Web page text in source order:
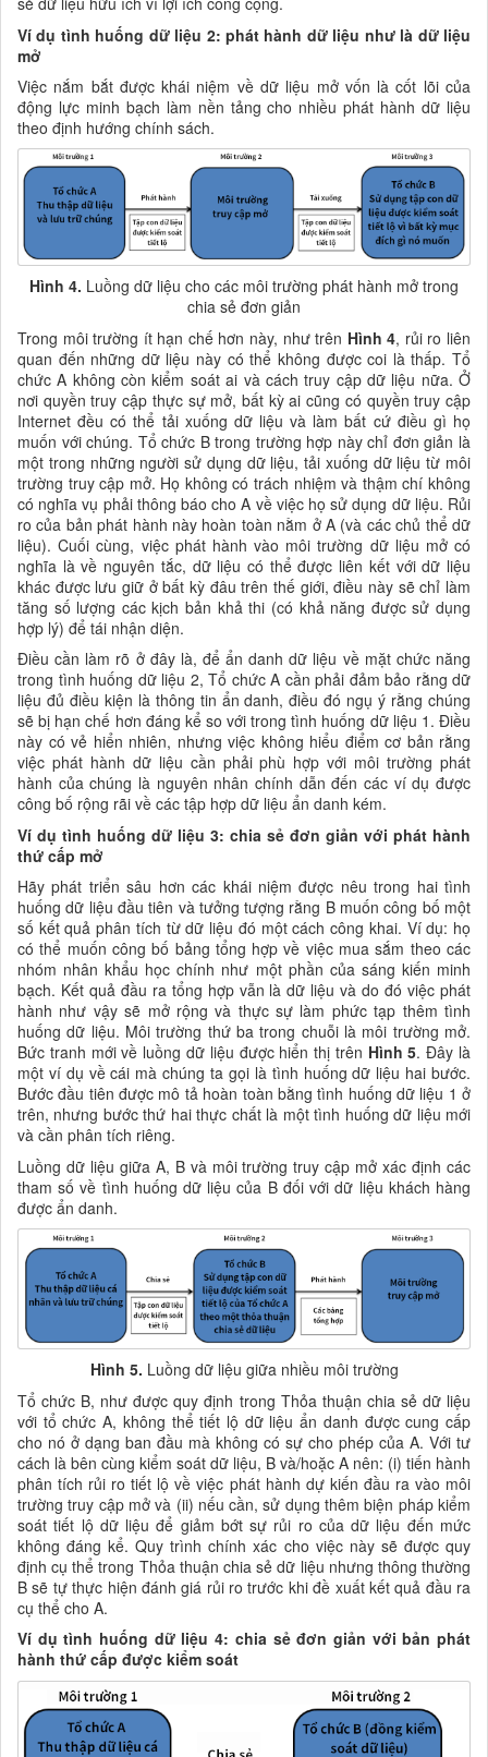
Ví dụ tình huống dữ liệu 2: phát hành dữ liệu như là dữ liệu
mở
Việc nắm bắt được khái niệm về dữ liệu mở vốn là cốt lõi của
động lực minh bạch làm nền tảng cho nhiều phát hành dữ liệu
theo định hướng chính sách.
Hình 4. Luồng dữ liệu cho các môi trường phát hành mở trong
chia sẻ đơn giản
Trong môi trường ít hạn chế hơn này, như trên Hình 4, rủi ro liên
quan đến những dữ liệu này có thể không được coi là thấp. Tổ
chức A không còn kiểm soát ai và cách truy cập dữ liệu nữa. Ở
nơi quyền truy cập thực sự mở, bất kỳ ai cũng có quyền truy cập
Internet đều có thể tải xuống dữ liệu và làm bất cứ điều gì họ
muốn với chúng. Tổ chức B trong trường hợp này chỉ đơn giản là
một trong những người sử dụng dữ liệu, tải xuống dữ liệu từ môi
trường truy cập mở. Họ không có trách nhiệm và thậm chí không
có nghĩa vụ phải thông báo cho A về việc họ sử dụng dữ liệu. Rủi
ro của bản phát hành này hoàn toàn nằm ở A (và các chủ thể dữ
liệu). Cuối cùng, việc phát hành vào môi trường dữ liệu mở có
nghĩa là về nguyên tắc, dữ liệu có thể được liên kết với dữ liệu
khác được lưu giữ ở bất kỳ đâu trên thế giới, điều này sẽ chỉ làm
tăng số lượng các kịch bản khả thi (có khả năng được sử dụng
hợp lý) để tái nhận diện.
Điều cần làm rõ ở đây là, để ẩn danh dữ liệu về mặt chức năng
trong tình huống dữ liệu 2, Tổ chức A cần phải đảm bảo rằng dữ
liệu đủ điều kiện là thông tin ẩn danh, điều đó ngụ ý rằng chúng
sẽ bị hạn chế hơn đáng kể so với trong tình huống dữ liệu 1. Điều
này có vẻ hiển nhiên, nhưng việc không hiểu điểm cơ bản rằng
việc phát hành dữ liệu cần phải phù hợp với môi trường phát
hành của chúng là nguyên nhân chính dẫn đến các ví dụ được
công bố rộng rãi về các tập hợp dữ liệu ẩn danh kém.
Ví dụ tình huống dữ liệu 3: chia sẻ đơn giản với phát hành
thứ cấp mở
Hãy phát triển sâu hơn các khái niệm được nêu trong hai tình
huống dữ liệu đầu tiên và tưởng tượng rằng B muốn công bố một
số kết quả phân tích từ dữ liệu đó một cách công khai. Ví dụ: họ
có thể muốn công bố bảng tổng hợp về việc mua sắm theo các
nhóm nhân khẩu học chính như một phần của sáng kiến minh
bạch. Kết quả đầu ra tổng hợp vẫn là dữ liệu và do đó việc phát
hành như vậy sẽ mở rộng và thực sự làm phức tạp thêm tình
huống dữ liệu. Môi trường thứ ba trong chuỗi là môi trường mở.
Bức tranh mới về luồng dữ liệu được hiển thị trên Hình 5. Đây là
một ví dụ về cái mà chúng ta gọi là tình huống dữ liệu hai bước.
Bước đầu tiên được mô tả hoàn toàn bằng tình huống dữ liệu 1 ở
trên, nhưng bước thứ hai thực chất là một tình huống dữ liệu mới
và cần phân tích riêng.
Luồng dữ liệu giữa A, B và môi trường truy cập mở xác định các
tham số về tình huống dữ liệu của B đối với dữ liệu khách hàng
được ẩn danh.
Hình 5. Luồng dữ liệu giữa nhiều môi trường
Tổ chức B, như được quy định trong Thỏa thuận chia sẻ dữ liệu
với tổ chức A, không thể tiết lộ dữ liệu ẩn danh được cung cấp
cho nó ở dạng ban đầu mà không có sự cho phép của A. Với tư
cách là bên cùng kiểm soát dữ liệu, B và/hoặc A nên: (i) tiến hành
phân tích rủi ro tiết lộ về việc phát hành dự kiến đầu ra vào môi
trường truy cập mở và (ii) nếu cần, sử dụng thêm biện pháp kiểm
soát tiết lộ dữ liệu để giảm bớt sự rủi ro của dữ liệu đến mức
không đáng kể. Quy trình chính xác cho việc này sẽ được quy
định cụ thể trong Thỏa thuận chia sẻ dữ liệu nhưng thông thường
B sẽ tự thực hiện đánh giá rủi ro trước khi đề xuất kết quả đầu ra
cụ thể cho A.
Ví dụ tình huống dữ liệu 4: chia sẻ đơn giản với bản phát
hành thứ cấp được kiểm soát